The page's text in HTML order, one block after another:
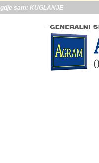
gdje sam: KUGLANJE